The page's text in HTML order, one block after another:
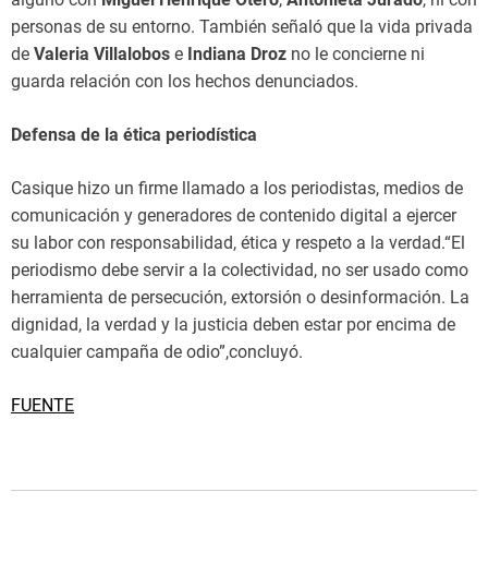
personas de su entorno. También señaló que la vida privada
de Valeria Villalobos e Indiana Droz no le concierne ni
guarda relación con los hechos denunciados.
Defensa de la ética periodística
Casique hizo un firme llamado a los periodistas, medios de
comunicación y generadores de contenido digital a ejercer
su labor con responsabilidad, ética y respeto a la verdad.“El
periodismo debe servir a la colectividad, no ser usado como
herramienta de persecución, extorsión o desinformación. La
dignidad, la verdad y la justicia deben estar por encima de
cualquier campaña de odio”,concluyó.
FUENTE